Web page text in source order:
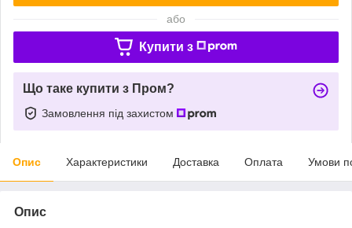
або
Купити з
Що таке купити з Пром?
Замовлення під захистом
Опис Характеристики Доставка Оплата Умови
Опис